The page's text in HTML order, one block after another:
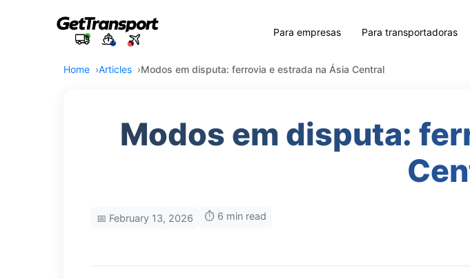
Para empresas Para transportadoras
Home Articles Modos em disputa: ferrovia e estrada na Ásia Central
Modos em disputa:
📅 February 13, 2026 ⏱️ 6 min read